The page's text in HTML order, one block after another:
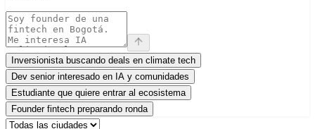
Inversionista buscando deals en climate tech
Dev senior interesado en IA y comunidades
Estudiante que quiere entrar al ecosistema
Founder fintech preparando ronda